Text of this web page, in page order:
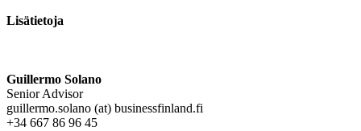
Lisätietoja
Guillermo Solano
Senior Advisor
guillermo.solano (at) businessfinland.fi
+34 667 86 96 45